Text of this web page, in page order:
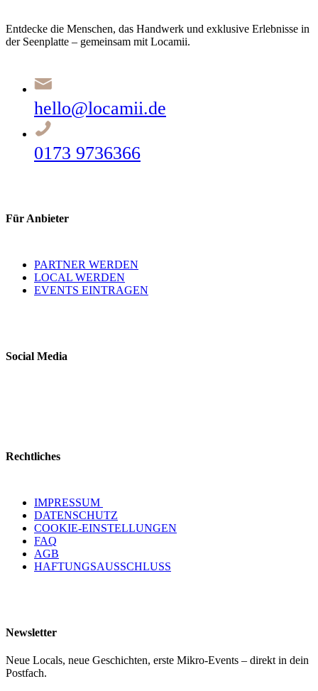
Entdecke die Menschen, das Handwerk und exklusive Erlebnisse in
der Seenplatte – gemeinsam mit Locamii.
hello@locamii.de
0173 9736366
Für Anbieter
PARTNER WERDEN
LOCAL WERDEN
EVENTS EINTRAGEN
Social Media
Rechtliches
IMPRESSUM
DATENSCHUTZ
COOKIE-EINSTELLUNGEN
FAQ
AGB
HAFTUNGSAUSSCHLUSS
Newsletter
Neue Locals, neue Geschichten, erste Mikro-Events – direkt in dein
Postfach.